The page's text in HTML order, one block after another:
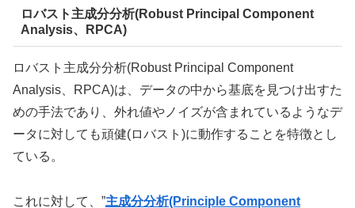
ロバスト主成分分析(Robust Principal Component
Analysis、RPCA)
ロバスト主成分分析(Robust Principal Component
Analysis、RPCA)は、データの中から基底を見つけ出すた
めの手法であり、外れ値やノイズが含まれているようなデ
ータに対しても頑健(ロバスト)に動作することを特徴とし
ている。
これに対して、”主成分分析(Principle Component